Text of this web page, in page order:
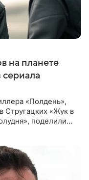
на планете
«Полдень»,
Стругацких «Жук в
поделились